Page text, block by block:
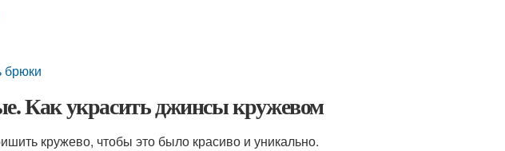
брюки
Как украсить джинсы кружевом
кружево, чтобы это было красиво и уникально.